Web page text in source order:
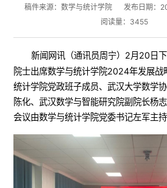
稿件来源：数学与统计学院
发布日期：
阅读量： 3455
新闻网讯 （通讯员周宁） 2月20日
院士出席数学与统计学院2024年发展战
统计学院党政班子成员、武汉大学数学
陈化、武汉数学与智能研究院副院长杨志
会议由数学与统计学院党委书记左军主持